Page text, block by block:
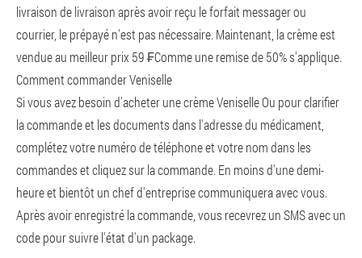
livraison de livraison après avoir reçu le forfait messager ou
courrier, le prépayé n'est pas nécessaire. Maintenant, la crème est
vendue au meilleur prix 59 ₣Comme une remise de 50% s'applique.
Comment commander Veniselle
Si vous avez besoin d'acheter une crème Veniselle Ou pour clarifier
la commande et les documents dans l'adresse du médicament,
complétez votre numéro de téléphone et votre nom dans les
commandes et cliquez sur la commande. En moins d'une demi-
heure et bientôt un chef d'entreprise communiquera avec vous.
Après avoir enregistré la commande, vous recevrez un SMS avec un
code pour suivre l'état d'un package.